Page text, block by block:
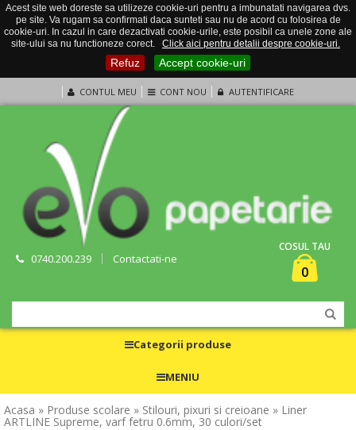
Acest site web doreste sa utilizeze cookie-uri pentru a imbunatati navigarea dvs.
pe site. Va rugam sa confirmati daca sunteti sau nu de acord cu folosirea de
cookie-uri. In cazul in care dezactivati cookie-urile, este posibil ca unele zone ale
site-ului sa nu functioneze corect.
Click aici pentru detalii despre cookie-uri.
Refuz Accept cookie-uri
CONTUL MEU CONT NOU AUTENTIFICARE
0740.200.239 Contactati-ne
COSUL TAU
0
Categorii produse
MENIU
Acasa » Produse scolare » Stilouri, pixuri si creioane » Liner
ARTLINE Supreme, varf fetru 0.6mm, 30 culori/set